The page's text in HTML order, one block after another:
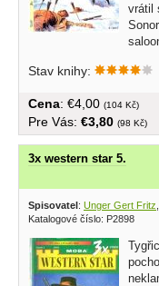
vrátil
Stav knihy:
Cena: €4,00 (104 Kč)
Pre Vás: €3,80 (98 Kč)
3x western star 5.
Spisovatel: Unger Gert Fritz
Katalogové číslo: P2898